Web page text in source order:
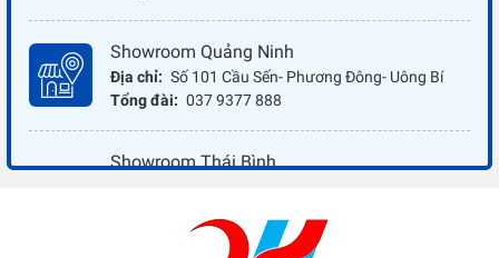
Showroom Quảng Ninh
Địa chỉ: Số 101 Cầu Sến- Phương Đông- Uông Bí
Tổng đài: 037 9377 888
Showroom Thái Bình
037 9377 888